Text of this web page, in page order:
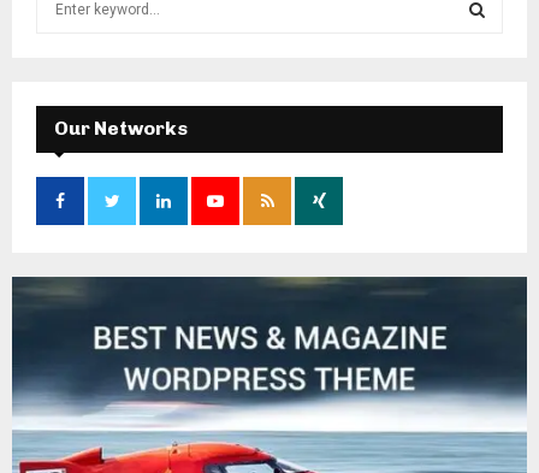
f
o
:
E
A
Our Networks